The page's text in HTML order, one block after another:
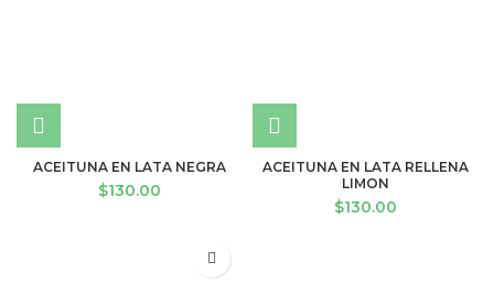
ACEITUNA EN LATA NEGRA
$130.00
ACEITUNA EN LATA RELLENA
LIMON
$130.00